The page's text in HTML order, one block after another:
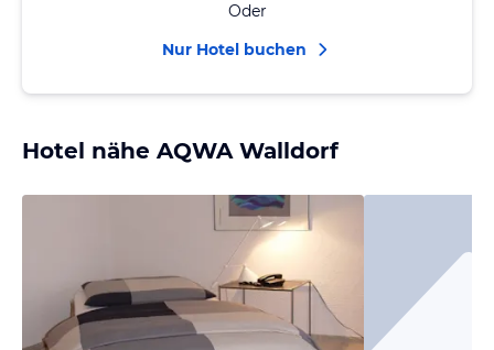
Oder
Nur Hotel buchen
Hotel nähe AQWA Walldorf